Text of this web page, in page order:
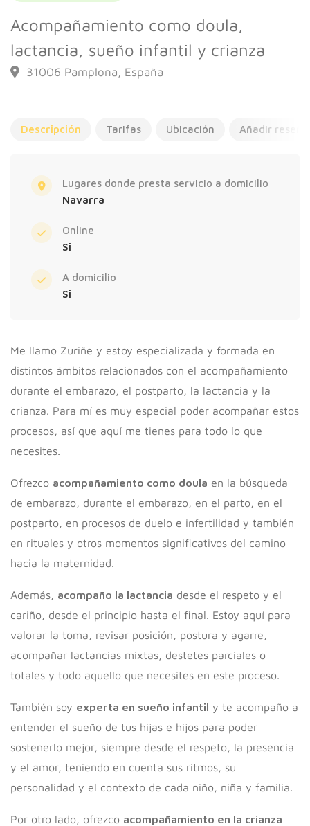
Acompañamiento como doula,
lactancia, sueño infantil y crianza
31006 Pamplona, España
Descripción Tarifas Ubicación Añadir reseña
Lugares donde presta servicio a domicilio
Navarra
Online
Si
A domicilio
Si
Me llamo Zuriñe y estoy especializada y formada en
distintos ámbitos relacionados con el acompañamiento
durante el embarazo, el postparto, la lactancia y la
crianza. Para mí es muy especial poder acompañar estos
procesos, así que aquí me tienes para todo lo que
necesites.
Ofrezco acompañamiento como doula en la búsqueda
de embarazo, durante el embarazo, en el parto, en el
postparto, en procesos de duelo e infertilidad y también
en rituales y otros momentos significativos del camino
hacia la maternidad.
Además, acompaño la lactancia desde el respeto y el
cariño, desde el principio hasta el final. Estoy aquí para
valorar la toma, revisar posición, postura y agarre,
acompañar lactancias mixtas, destetes parciales o
totales y todo aquello que necesites en este proceso.
También soy experta en sueño infantil y te acompaño a
entender el sueño de tus hijas e hijos para poder
sostenerlo mejor, siempre desde el respeto, la presencia
y el amor, teniendo en cuenta sus ritmos, su
personalidad y el contexto de cada niño, niña y familia.
Por otro lado, ofrezco acompañamiento en la crianza